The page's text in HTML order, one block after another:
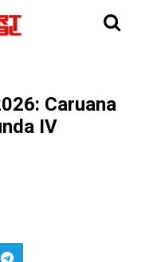
Caruana
IV